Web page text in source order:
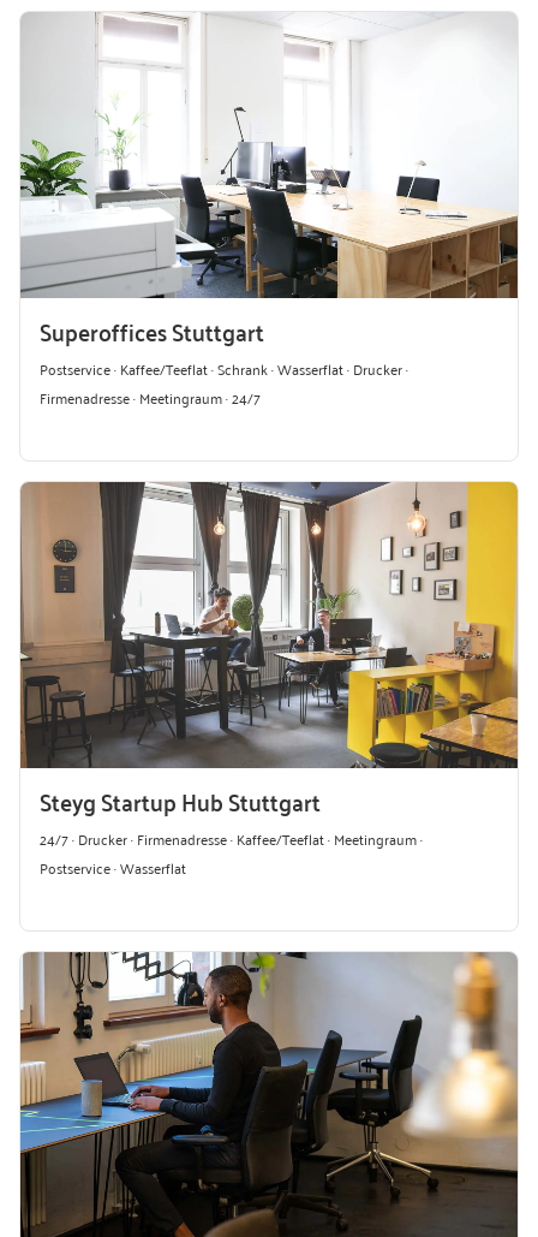
Superoffices Stuttgart
Postservice · Kaffee/Teeflat · Schrank · Wasserflat · Drucker ·
Firmenadresse · Meetingraum · 24/7
Steyg Startup Hub Stuttgart
24/7 · Drucker · Firmenadresse · Kaffee/Teeflat · Meetingraum ·
Postservice · Wasserflat